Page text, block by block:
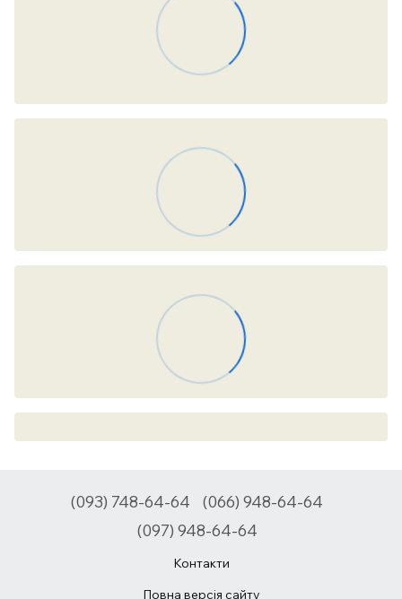
(093) 748-64-64
(066) 948-64-64
(097) 948-64-64
Контакти
Повна версія сайту